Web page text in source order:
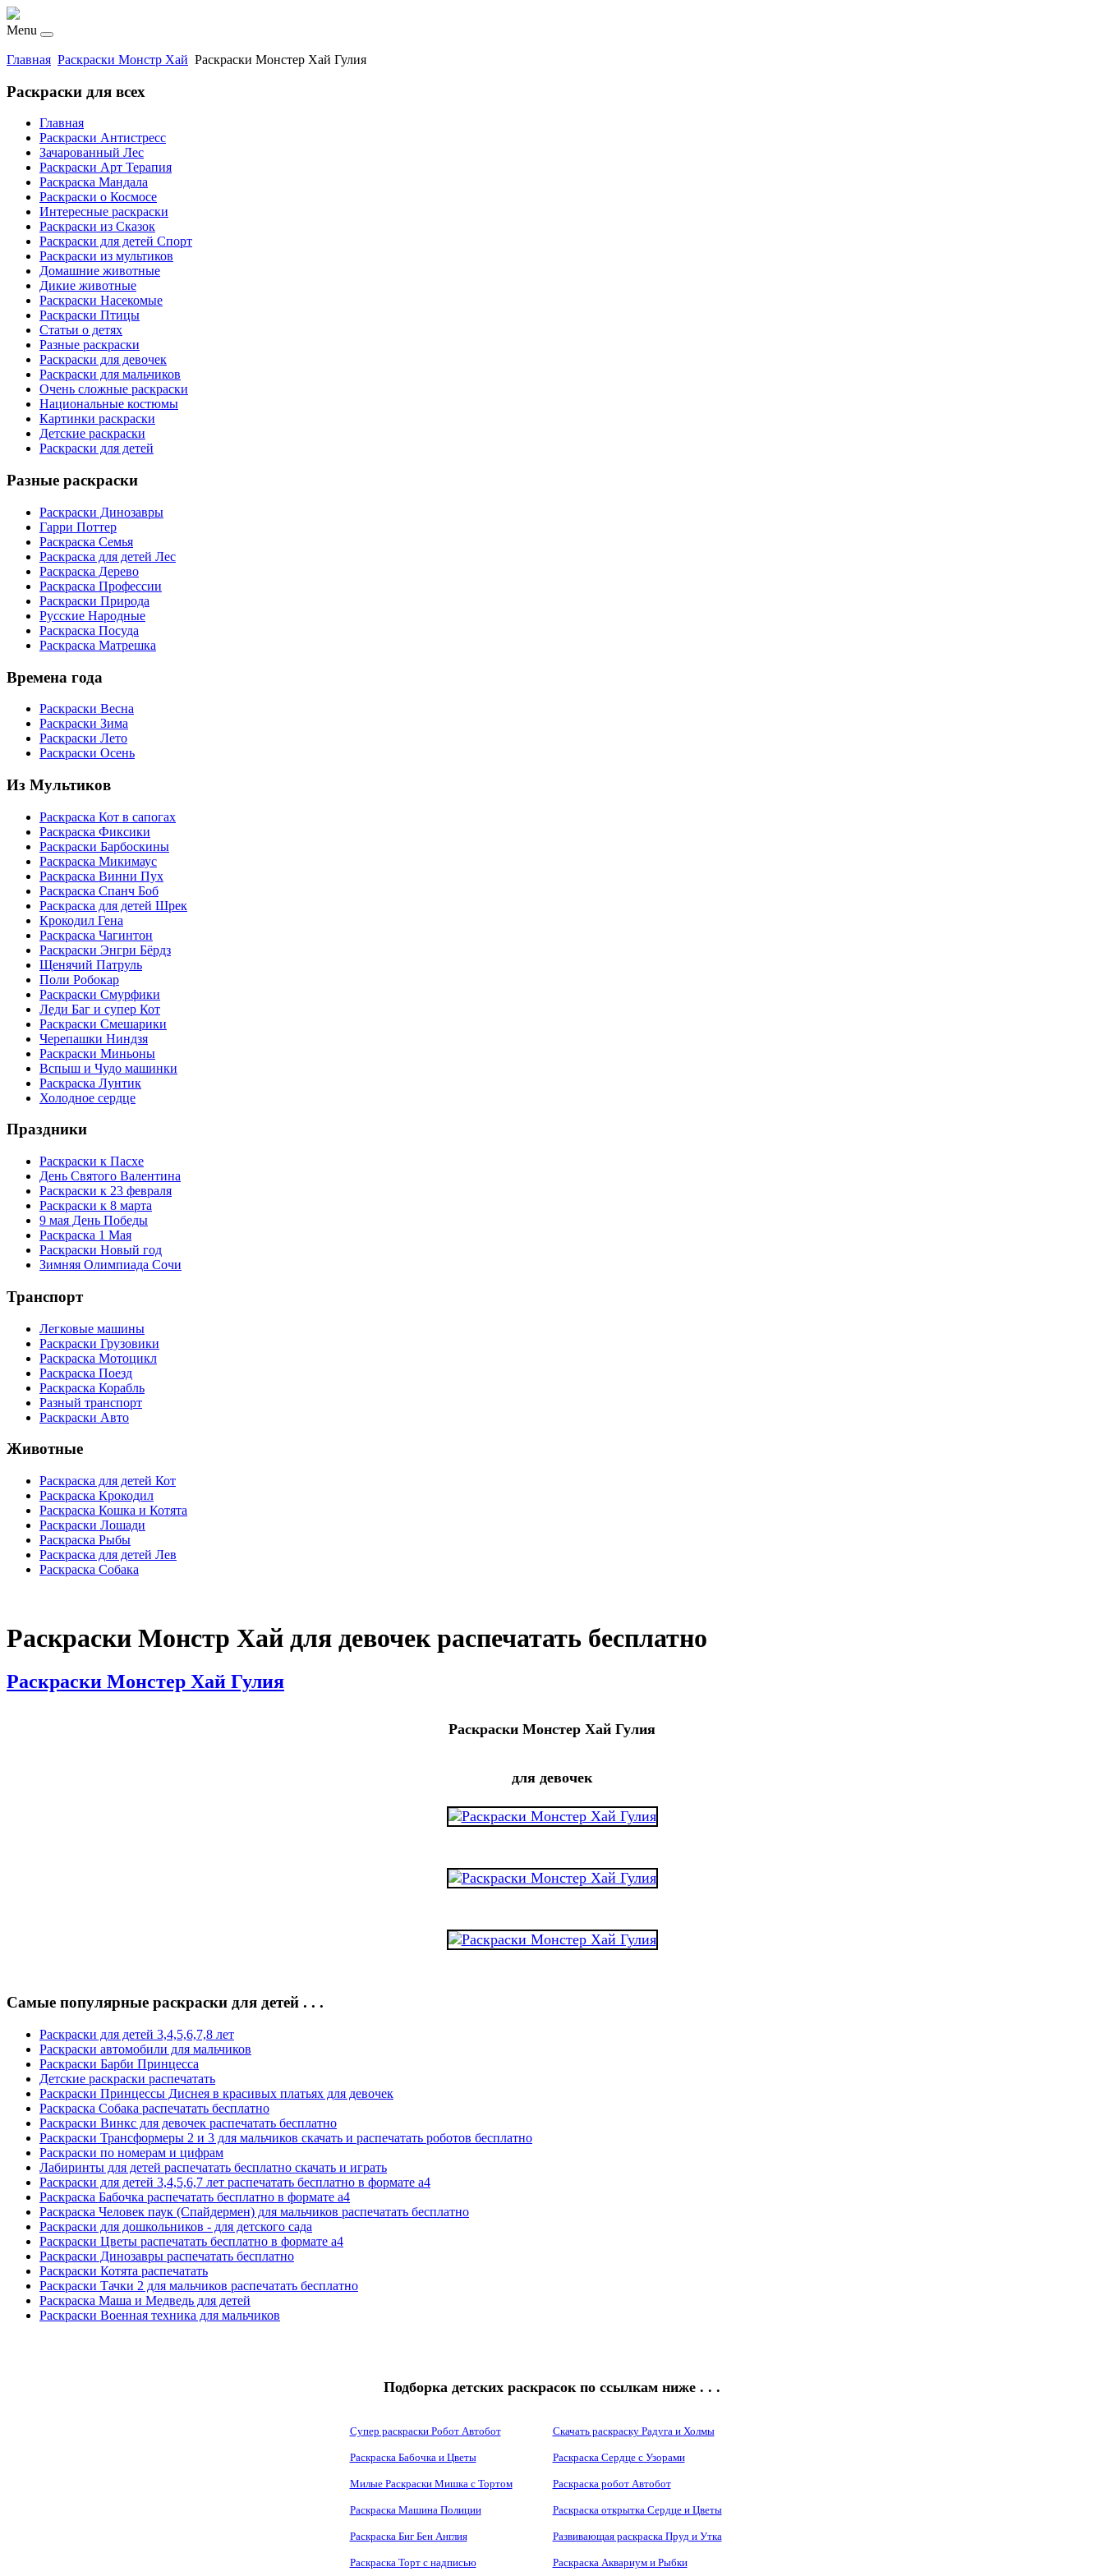
Menu
Главная Раскраски Монстр Хай Раскраски Монстер Хай Гулия
Раскраски для всех
Главная
Раскраски Антистресс
Зачарованный Лес
Раскраски Арт Терапия
Раскраска Мандала
Раскраски о Космосе
Интересные раскраски
Раскраски из Сказок
Раскраски для детей Спорт
Раскраски из мультиков
Домашние животные
Дикие животные
Раскраски Насекомые
Раскраски Птицы
Статьи о детях
Разные раскраски
Раскраски для девочек
Раскраски для мальчиков
Очень сложные раскраски
Национальные костюмы
Картинки раскраски
Детские раскраски
Раскраски для детей
Разные раскраски
Раскраски Динозавры
Гарри Поттер
Раскраска Семья
Раскраска для детей Лес
Раскраска Дерево
Раскраска Профессии
Раскраски Природа
Русские Народные
Раскраска Посуда
Раскраска Матрешка
Времена года
Раскраски Весна
Раскраски Зима
Раскраски Лето
Раскраски Осень
Из Мультиков
Раскраска Кот в сапогах
Раскраска Фиксики
Раскраски Барбоскины
Раскраска Микимаус
Раскраска Винни Пух
Раскраска Спанч Боб
Раскраска для детей Шрек
Крокодил Гена
Раскраска Чагинтон
Раскраски Энгри Бёрдз
Щенячий Патруль
Поли Робокар
Раскраски Смурфики
Леди Баг и супер Кот
Раскраски Смешарики
Черепашки Ниндзя
Раскраски Миньоны
Вспыш и Чудо машинки
Раскраска Лунтик
Холодное сердце
Праздники
Раскраски к Пасхе
День Святого Валентина
Раскраски к 23 февраля
Раскраски к 8 марта
9 мая День Победы
Раскраска 1 Мая
Раскраски Новый год
Зимняя Олимпиада Сочи
Транспорт
Легковые машины
Раскраски Грузовики
Раскраска Мотоцикл
Раскраска Поезд
Раскраска Корабль
Разный транспорт
Раскраски Авто
Животные
Раскраска для детей Кот
Раскраска Крокодил
Раскраска Кошка и Котята
Раскраски Лошади
Раскраска Рыбы
Раскраска для детей Лев
Раскраска Собака
Раскраски Монстр Хай для девочек распечатать бесплатно
Раскраски Монстер Хай Гулия
Раскраски Монстер Хай Гулия
для девочек
Самые популярные раскраски для детей . . .
Раскраски для детей 3,4,5,6,7,8 лет
Раскраски автомобили для мальчиков
Раскраски Барби Принцесса
Детские раскраски распечатать
Раскраски Принцессы Диснея в красивых платьях для девочек
Раскраска Собака распечатать бесплатно
Раскраски Винкс для девочек распечатать бесплатно
Раскраски Трансформеры 2 и 3 для мальчиков скачать и распечатать роботов бесплатно
Раскраски по номерам и цифрам
Лабиринты для детей распечатать бесплатно скачать и играть
Раскраски для детей 3,4,5,6,7 лет распечатать бесплатно в формате а4
Раскраска Бабочка распечатать бесплатно в формате а4
Раскраска Человек паук (Спайдермен) для мальчиков распечатать бесплатно
Раскраски для дошкольников - для детского сада
Раскраски Цветы распечатать бесплатно в формате а4
Раскраски Динозавры распечатать бесплатно
Раскраски Котята распечатать
Раскраски Тачки 2 для мальчиков распечатать бесплатно
Раскраска Маша и Медведь для детей
Раскраски Военная техника для мальчиков
Подборка детских раскрасок по ссылкам ниже . . .
Супер раскраски Робот Автобот Скачать раскраску Радуга и Холмы
Раскраска Бабочка и Цветы Раскраска Сердце с Узорами
Милые Раскраски Мишка с Тортом Раскраска робот Автобот
Раскраска Машина Полиции Раскраска открытка Сердце и Цветы
Раскраска Биг Бен Англия Развивающая раскраска Пруд и Утка
Раскраска Торт с надписью Раскраска Аквариум и Рыбки